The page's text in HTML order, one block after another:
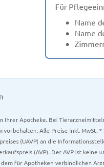
Für
Name
Name
Apotheke. Bei
Alle Preise inkl. MwSt.
(UAVP) an die
(AVP). Der AVP ist keine
für Apotheken verbindlichen